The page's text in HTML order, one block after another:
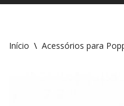
Início \ Acessórios para